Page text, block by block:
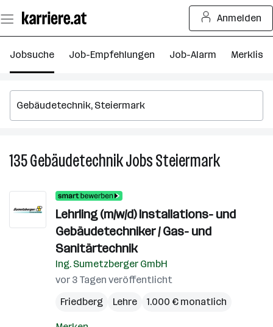
Seiteninhalt
springen
Anmelden
Jobsuche Job-Empfehlungen Job-Alarm Merkliste
135GebäudetechnikJobsSteiermark135
Steiermark
Lehrling (m/w/d) Installations- und
Gebäudetechniker / Gas- und
Sanitärtechnik
Ing. Sumetzberger GmbH
vor 3 Tagen veröffentlicht
Friedberg
Lehre 1.000 € monatlich